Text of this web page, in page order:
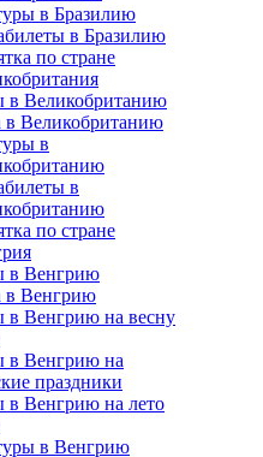
в Бразилию
в Бразилию
по стране
в Великобританию
в Великобританию
в
в
по стране
в Венгрию
в Венгрию
в Венгрию на весну
в Венгрию на
праздники
в Венгрию на лето
в Венгрию